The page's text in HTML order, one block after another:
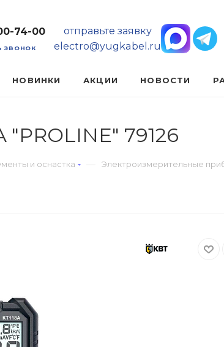
74-00
ЗВОНОК
отправьте заявку
electro@yugkabel.ru
НОВИНКИ АКЦИИ НОВОСТИ
79126
и оснастка —
Электроизмерительные